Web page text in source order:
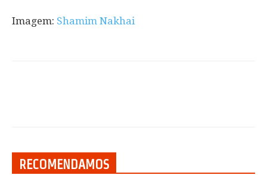
Imagem: Shamim Nakhai
RECOMENDAMOS